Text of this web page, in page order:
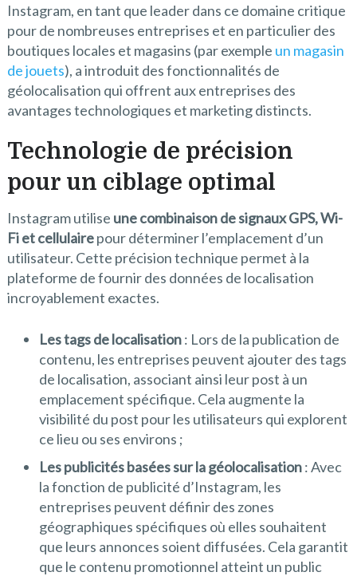
Instagram, en tant que leader dans ce domaine critique
pour de nombreuses entreprises et en particulier des
boutiques locales et magasins (par exemple un magasin
de jouets), a introduit des fonctionnalités de
géolocalisation qui offrent aux entreprises des
avantages technologiques et marketing distincts.
Technologie de précision
pour un ciblage optimal
Instagram utilise une combinaison de signaux GPS, Wi-
Fi et cellulairepour déterminer l’emplacement d’un
utilisateur. Cette précision technique permet à la
plateforme de fournir des données de localisation
incroyablement exactes.
Les tags de localisation: Lors de la publication de
contenu, les entreprises peuvent ajouter des tags
de localisation, associant ainsi leur post à un
emplacement spécifique. Cela augmente la
visibilité du post pour les utilisateurs qui explorent
ce lieu ou ses environs ;
Les publicités basées sur la géolocalisation: Avec
la fonction de publicité d’Instagram, les
entreprises peuvent définir des zones
géographiques spécifiques où elles souhaitent
que leurs annonces soient diffusées. Cela garantit
que le contenu promotionnel atteint un public